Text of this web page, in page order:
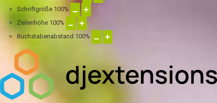
Schriftgröße 100%
Zeilenhöhe 100%
Buchstabenabstand 100%